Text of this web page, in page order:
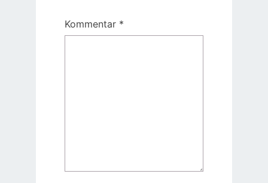
Kommentar *